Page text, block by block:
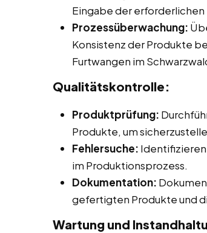
Eingabe der erforderlichen
Prozessüberwachung:
Konsistenz der Produkte
Furtwangen im
Qualitätskontrolle:
Produktprüfung:
Produkte, um
Fehlersuche:
im Produktionsprozess.
Dokumentation:
gefertigten Produkte und
Wartung und